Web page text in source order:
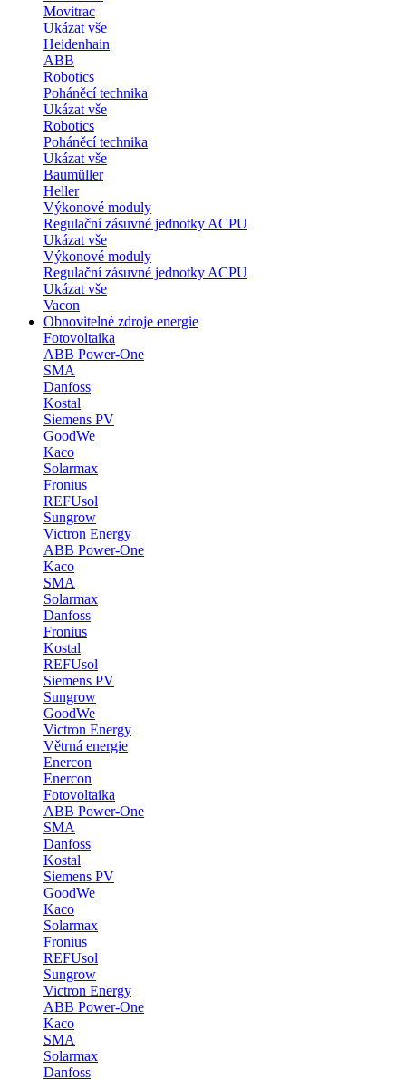
Movitrac
Ukázat vše
Heidenhain
ABB
Robotics
Poháněcí technika
Ukázat vše
Robotics
Poháněcí technika
Ukázat vše
Baumüller
Heller
Výkonové moduly
Regulační zásuvné jednotky ACPU
Ukázat vše
Výkonové moduly
Regulační zásuvné jednotky ACPU
Ukázat vše
Vacon
Obnovitelné zdroje energie
Fotovoltaika
ABB Power-One
SMA
Danfoss
Kostal
Siemens PV
GoodWe
Kaco
Solarmax
Fronius
REFUsol
Sungrow
Victron Energy
ABB Power-One
Kaco
SMA
Solarmax
Danfoss
Fronius
Kostal
REFUsol
Siemens PV
Sungrow
GoodWe
Victron Energy
Větrná energie
Enercon
Enercon
Fotovoltaika
ABB Power-One
SMA
Danfoss
Kostal
Siemens PV
GoodWe
Kaco
Solarmax
Fronius
REFUsol
Sungrow
Victron Energy
ABB Power-One
Kaco
SMA
Solarmax
Danfoss